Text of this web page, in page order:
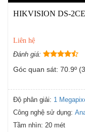
HIKVISION DS-
Liên hệ
Đánh giá:
Góc quan sát: 70.9º
Độ phân giải: 1
Công nghệ sử dụng:
Tầm nhìn: 20 mét